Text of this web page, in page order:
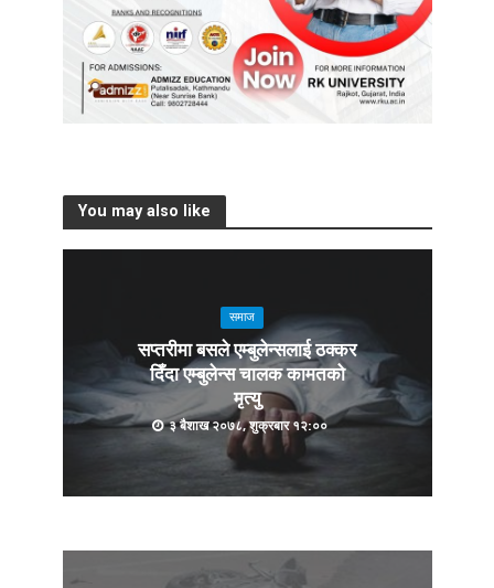
You may also like
समाज
सप्तरीमा बसले एम्बुलेन्सलाई ठक्कर
दिँदा एम्बुलेन्स चालक कामतको
मृत्यु
३ बैशाख २०७८, शुक्रबार १२:००